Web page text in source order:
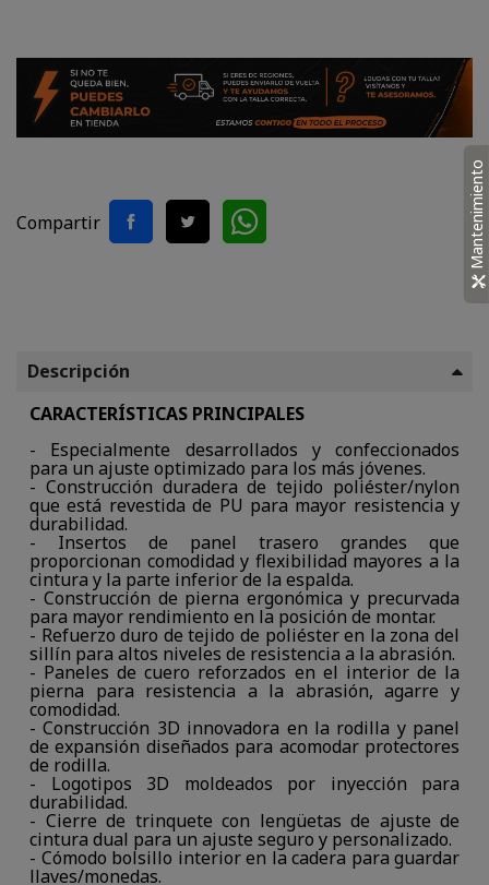
Compartir
Descripción
CARACTERÍSTICAS PRINCIPALES
- Especialmente desarrollados y confeccionados
para un ajuste optimizado para los más jóvenes.
- Construcción duradera de tejido poliéster/nylon
que está revestida de PU para mayor resistencia y
durabilidad.
- Insertos de panel trasero grandes que
proporcionan comodidad y flexibilidad mayores a la
cintura y la parte inferior de la espalda.
- Construcción de pierna ergonómica y precurvada
para mayor rendimiento en la posición de montar.
- Refuerzo duro de tejido de poliéster en la zona del
sillín para altos niveles de resistencia a la abrasión.
- Paneles de cuero reforzados en el interior de la
pierna para resistencia a la abrasión, agarre y
comodidad.
- Construcción 3D innovadora en la rodilla y panel
de expansión diseñados para acomodar protectores
de rodilla.
- Logotipos 3D moldeados por inyección para
durabilidad.
- Cierre de trinquete con lengüetas de ajuste de
cintura dual para un ajuste seguro y personalizado.
- Cómodo bolsillo interior en la cadera para guardar
llaves/monedas.
Mantenimiento